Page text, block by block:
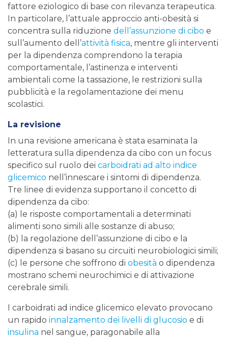
fattore eziologico di base con rilevanza terapeutica.
In particolare, l’attuale approccio anti-obesità si
concentra sulla riduzione dell’assunzione di cibo e
sull’aumento dell’attività fisica, mentre gli interventi
per la dipendenza comprendono la terapia
comportamentale, l’astinenza e interventi
ambientali come la tassazione, le restrizioni sulla
pubblicità e la regolamentazione dei menu
scolastici.
La revisione
In una revisione americana è stata esaminata la
letteratura sulla dipendenza da cibo con un focus
specifico sul ruolo dei carboidrati ad alto indice
glicemico nell’innescare i sintomi di dipendenza.
Tre linee di evidenza supportano il concetto di
dipendenza da cibo:
(a) le risposte comportamentali a determinati
alimenti sono simili alle sostanze di abuso;
(b) la regolazione dell’assunzione di cibo e la
dipendenza si basano su circuiti neurobiologici simili;
(c) le persone che soffrono di obesità o dipendenza
mostrano schemi neurochimici e di attivazione
cerebrale simili.
I carboidrati ad indice glicemico elevato provocano
un rapido innalzamento dei livelli di glucosio e di
insulina nel sangue, paragonabile alla